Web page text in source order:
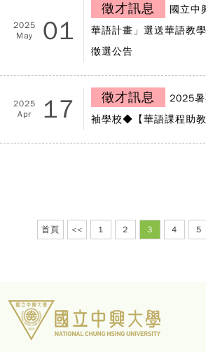
2025
May
01
徵才訊息
國立中
華語計畫」選送華語教
徵選公告
2025
Apr
17 徵才訊息
2025
袖學校◆【華語課程助教
首頁 << 1 2 3 4 5